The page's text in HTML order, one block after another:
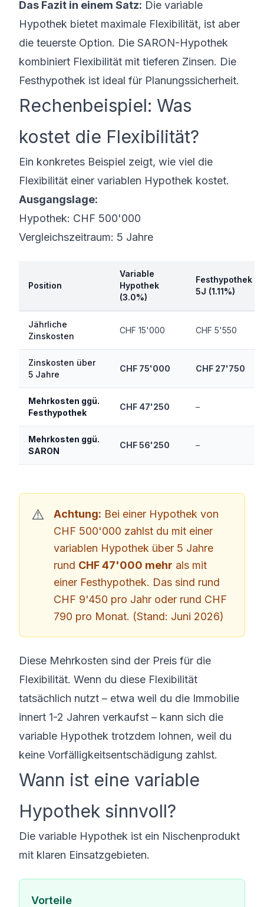
Das Fazit in einem Satz: Die variable
Hypothek bietet maximale Flexibilität, ist aber
die teuerste Option. Die SARON-Hypothek
kombiniert Flexibilität mit tieferen Zinsen. Die
Festhypothek ist ideal für Planungssicherheit.
Rechenbeispiel: Was
kostet die Flexibilität?
Ein konkretes Beispiel zeigt, wie viel die
Flexibilität einer variablen Hypothek kostet.
Ausgangslage:
Hypothek: CHF 500'000
Vergleichszeitraum: 5 Jahre
Position
Variable
Hypothek
(3.0%)
Festhypothek
5J (1.11%)
Jährliche
Zinskosten
CHF 15'000 CHF 5'550
Zinskosten über
5 Jahre
CHF 75'000 CHF 27'750
Mehrkosten ggü.
Festhypothek
CHF 47'250 –
Mehrkosten ggü.
SARON
CHF 56'250 –
Achtung: Bei einer Hypothek von
CHF 500'000 zahlst du mit einer
variablen Hypothek über 5 Jahre
rund CHF 47'000 mehr als mit
einer Festhypothek. Das sind rund
CHF 9'450 pro Jahr oder rund CHF
790 pro Monat. (Stand: Juni 2026)
Diese Mehrkosten sind der Preis für die
Flexibilität. Wenn du diese Flexibilität
tatsächlich nutzt – etwa weil du die Immobilie
innert 1-2 Jahren verkaufst – kann sich die
variable Hypothek trotzdem lohnen, weil du
keine Vorfälligkeitsentschädigung zahlst.
Wann ist eine variable
Hypothek sinnvoll?
Die variable Hypothek ist ein Nischenprodukt
mit klaren Einsatzgebieten.
Vorteile